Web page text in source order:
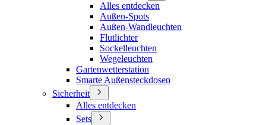
Alles entdecken
Außen-Spots
Außen-Wandleuchten
Flutlichter
Sockelleuchten
Wegeleuchten
Gartenwetterstation
Smarte Außensteckdosen
Sicherheit
Alles entdecken
Sets